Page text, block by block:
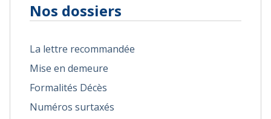
Nos dossiers
La lettre recommandée
Mise en demeure
Formalités Décès
Numéros surtaxés